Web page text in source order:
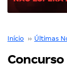
Início ›› Últimas
Concurso